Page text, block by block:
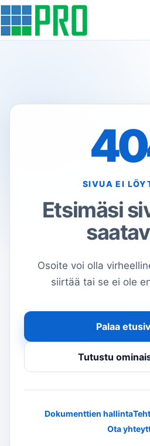
SIVUA EI
Etsimäsi
Osoite voi olla
siirtää tai se ei ole
Palaa
Tutustu
Dokumenttien hallinta
Ota